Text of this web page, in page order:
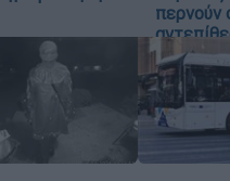
περνούν